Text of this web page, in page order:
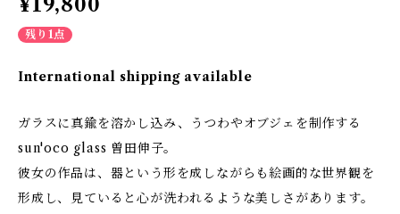
¥19,800
残り1点
International shipping available
ガラスに真鍮を溶かし込み、うつわやオブジェを制作する
sun'oco glass 曽田伸子。
彼女の作品は、器という形を成しながらも絵画的な世界観を
形成し、見ていると心が洗われるような美しさがあります。